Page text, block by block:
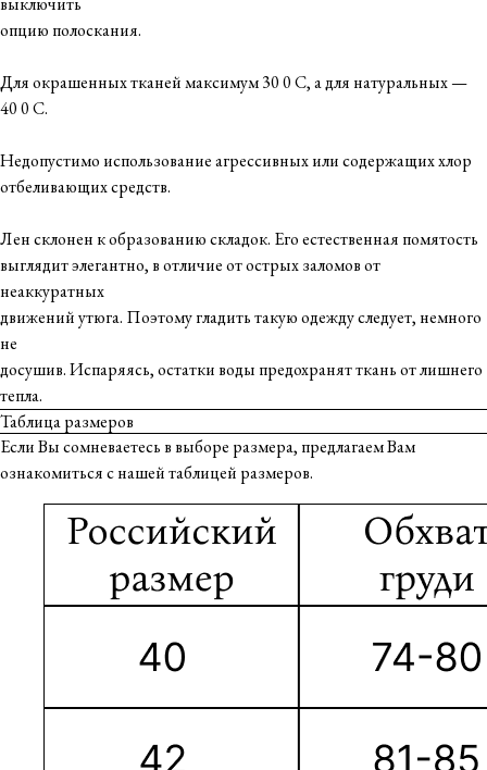
опцию полоскания.
Для окрашенных тканей максимум 30 0 С, а для натуральных —
40 0 С.
Недопустимо использование агрессивных или содержащих хлор
отбеливающих средств.
Лен склонен к образованию складок. Его естественная помятость
выглядит элегантно, в отличие от острых заломов от
неаккуратных
движений утюга. Поэтому гладить такую одежду следует, немного
не
досушив. Испаряясь, остатки воды предохранят ткань от лишнего
тепла.
Таблица размеров
Если Вы сомневаетесь в выборе размера, предлагаем Вам
ознакомиться с нашей таблицей размеров.